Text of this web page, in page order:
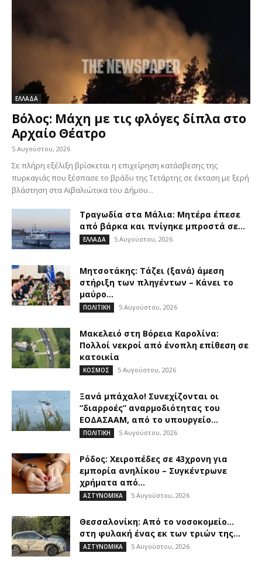
ΕΛΛΑΔΑ
Βόλος: Μάχη με τις φλόγες δίπλα στο
Αρχαίο Θέατρο
5 Αυγούστου, 2026
Σε πλήρη εξέλιξη βρίσκεται η επιχείρηση κατάσβεσης της
πυρκαγιάς που ξέσπασε το βράδυ της Τετάρτης σε έκταση με ξερή
βλάστηση στα Αϊβαλιώτικα του Δήμου...
Τραγωδία στα Μάλια: Μητέρα έπεσε
από βάρκα και πνίγηκε μπροστά σε...
ΕΛΛΑΔΑ 5 Αυγούστου, 2026
Μητσοτάκης: Τάζει (ξανά) άμεση
στήριξη των πληγέντων – Κάνει το
μαύρο...
ΠΟΛΙΤΙΚΗ 5 Αυγούστου, 2026
Μακελειό στη Βόρεια Καρολίνα:
Πολλοί νεκροί από ένοπλη επίθεση σε
κατοικία
ΚΟΣΜΟΣ 5 Αυγούστου, 2026
Ξανά μπάχαλο! Συνεχίζονται οι
“διαρροές” αναρμοδιότητας του
ΕΟΔΑΣΑΑΜ, από το υπουργείο...
ΠΟΛΙΤΙΚΗ 5 Αυγούστου, 2026
Ρόδος: Χειροπέδες σε 43χρονη για
εμπορία ανηλίκου – Συγκέντρωνε
χρήματα από...
ΑΣΤΥΝΟΜΙΚΑ 5 Αυγούστου, 2026
Θεσσαλονίκη: Από το νοσοκομείο…
στη φυλακή ένας εκ των τριών της...
ΑΣΤΥΝΟΜΙΚΑ 5 Αυγούστου, 2026